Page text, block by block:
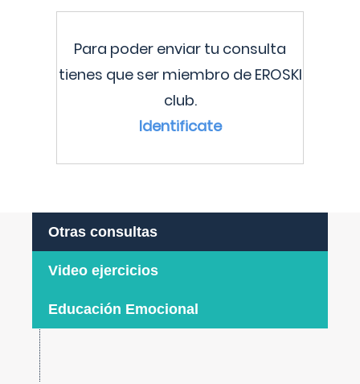
Para poder enviar tu consulta
tienes que ser miembro de EROSKI
club.
Identificate
Otras consultas
Video ejercicios
Educación Emocional